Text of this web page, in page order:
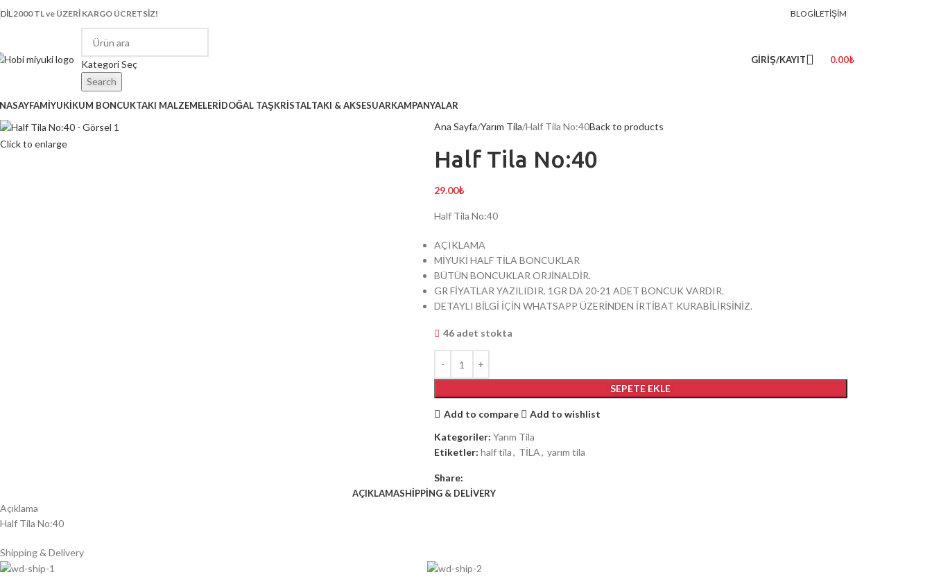
DIL2000 TL ve ÜZERİ KARGO ÜCRETSİZ! BLOGİLETIŞIM
Kategori Seç
Search
GIRIŞ/KAYIT 0.00₺
MİYUKİKUM BONCUKTAKI MALZEMELERİDOĞAL TAŞKRİSTALTAKI & AKSESUARKAMPANYALAR
Click to enlarge
Ana Sayfa Yarım Tila Half Tila No:40Back to products
Half Tila No:40
29.00₺
Half Tila No:40
AÇIKLAMA
MİYUKİ HALF TİLA BONCUKLAR
BÜTÜN BONCUKLAR ORJİNALDİR.
GR FİYATLAR YAZILIDIR. 1GR DA 20-21 ADET BONCUK VARDIR.
DETAYLI BİLGİ İÇİN WHATSAPP ÜZERİNDEN İRTİBAT KURABİLİRSİNİZ.
46 adet stokta
SEPETE EKLE
Add to compare
Add to wishlist
Kategoriler: Yarım Tila
Etiketler: half tila, TİLA, yarım tila
Share:
AÇIKLAMASHIPPING & DELIVERY
Açıklama
Half Tila No:40
Shipping & Delivery